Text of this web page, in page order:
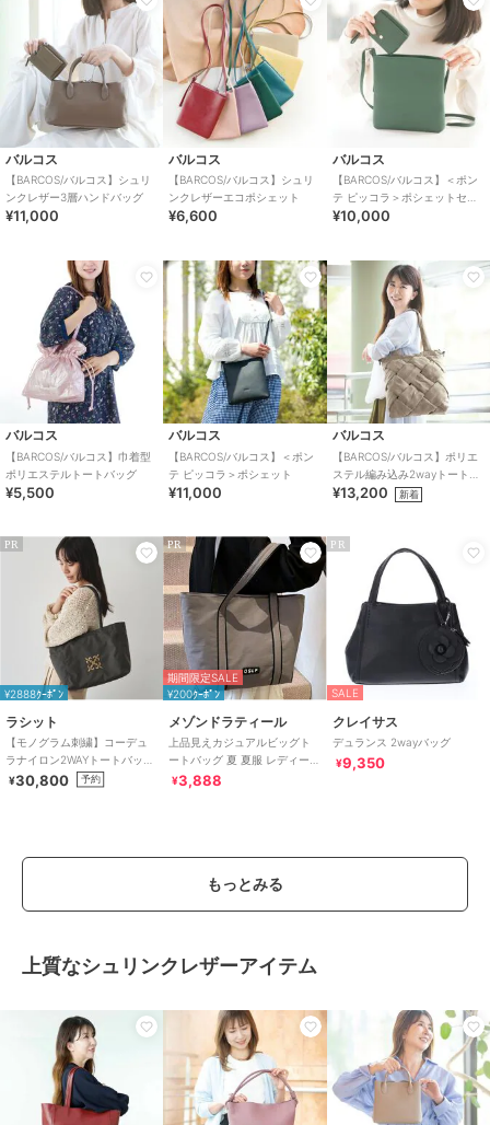
バルコス
【BARCOS/バルコス】シュリ
ンクレザー3層ハンドバッグ
¥11,000
バルコス
【BARCOS/バルコス】シュリ
ンクレザーエコポシェット
¥6,600
バルコス
【BARCOS/バルコス】＜ポン
テ ピッコラ＞ポシェットセッ
ト
¥10,000
バルコス
【BARCOS/バルコス】巾着型
ポリエステルトートバッグ
¥5,500
バルコス
【BARCOS/バルコス】＜ポン
テ ピッコラ＞ポシェット
¥11,000
バルコス
【BARCOS/バルコス】ポリエ
ステル編み込み2wayトートバ
ッグ
¥13,200 新着
PR
¥2888ｸｰﾎﾟﾝ
ラシット
【モノグラム刺繍】コーデュ
ラナイロン2WAYトートバッグ
(CE-1776)
¥30,800 予約
PR
期間限定SALE
¥200ｸｰﾎﾟﾝ
メゾンドラティール
上品見えカジュアルビッグト
ートバッグ 夏 夏服 レディース
大容量 A4 軽量 通勤 通学
¥3,888
PR
SALE
クレイサス
デュランス 2wayバッグ
¥9,350
もっとみる
上質なシュリンクレザーアイテム